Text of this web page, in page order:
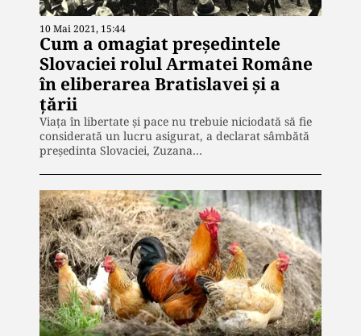
10 Mai 2021, 15:44
Cum a omagiat președintele
Slovaciei rolul Armatei Române
în eliberarea Bratislavei și a
țării
Viaţa în libertate şi pace nu trebuie niciodată să fie
considerată un lucru asigurat, a declarat sâmbătă
preşedinta Slovaciei, Zuzana…